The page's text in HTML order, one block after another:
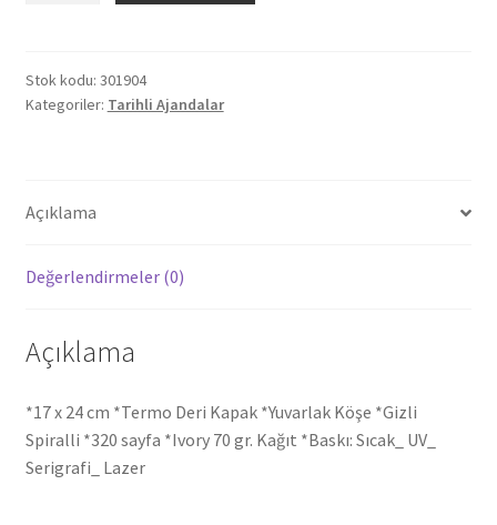
GİZLİ
SPİRALLİ
adet
Stok kodu: 301904
Kategoriler: Tarihli Ajandalar
Açıklama
Değerlendirmeler (0)
Açıklama
*17 x 24 cm *Termo Deri Kapak *Yuvarlak Köşe *Gizli
Spiralli *320 sayfa *Ivory 70 gr. Kağıt *Baskı: Sıcak_ UV_
Serigrafi_ Lazer